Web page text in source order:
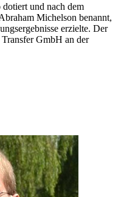
und nach dem
Michelson benannt,
erzielte. Der
GmbH an der